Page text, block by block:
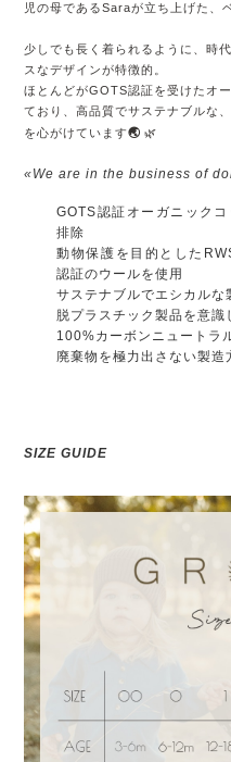
児の母であるSaraが立ち上げた
少しでも長く着られるように、時
スなデザインが特徴的。
ほとんどがGOTS認証を受けたオ
ており、高品質でサステナブルな
を心がけています🌏 🌿
«We are in the business of
GOTS認証オーガニック
排除
動物保護を目的とした
認証のウールを使用
サステナブルでエシカル
脱プラスチック製品を意識
100%カーボンニュートラ
廃棄物を極力出さない製造
SIZE GUIDE